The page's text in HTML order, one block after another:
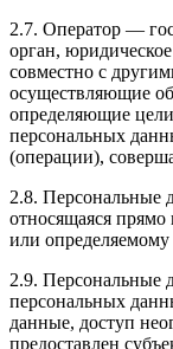
2.7. Оператор —
орган,
совместно с
осуществляющие
определяющие
персональных
(операции),
2.8.
относящаяся
или
2.9. Персональные
персональных
данные, доступ
предоставлен